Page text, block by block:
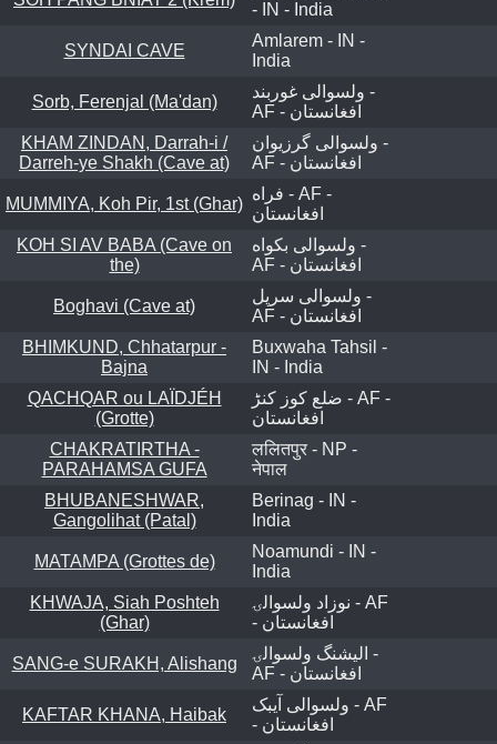
- IN - India
SYNDAI CAVE
Amlarem - IN -
India
Sorb, Ferenjal (Ma'dan)
ولسوالی غوربند -
AF - افغانستان
KHAM ZINDAN, Darrah-i /
Darreh-ye Shakh (Cave at)
ولسوالی گرزیوان -
AF - افغانستان
MUMMIYA, Koh Pir, 1st (Ghar)
فراه - AF -
افغانستان
KOH SI AV BABA (Cave on
the)
ولسوالی بکواه -
AF - افغانستان
Boghavi (Cave at)
ولسوالی سرپل -
AF - افغانستان
BHIMKUND, Chhatarpur -
Bajna
Buxwaha Tahsil -
IN - India
QACHQAR ou LAÏDJÉH
(Grotte)
ضلع کوز کنڑ - AF -
افغانستان
CHAKRATIRTHA -
PARAHAMSA GUFA
ललितपुर - NP -
नेपाल
BHUBANESHWAR,
Gangolihat (Patal)
Berinag - IN -
India
MATAMPA (Grottes de)
Noamundi - IN -
India
KHWAJA, Siah Poshteh
(Ghar)
نوزاد ولسوالۍ - AF
- افغانستان
SANG-e SURAKH, Alishang
اليشنگ ولسوالۍ -
AF - افغانستان
KAFTAR KHANA, Haibak
ولسوالی آیبک - AF
- افغانستان